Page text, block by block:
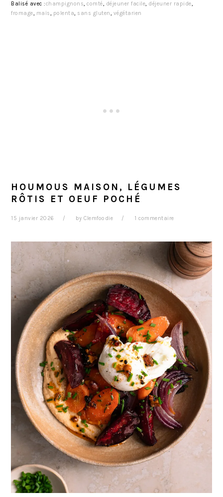
Balisé avec :champignons,comté, déjeuner facile, déjeuner rapide,
fromage, maïs, polenta, sans gluten, végétarien
HOUMOUS MAISON, LÉGUMES
RÔTIS ET OEUF POCHÉ
15 janvier 2026 byClemfoodie 1 commentaire